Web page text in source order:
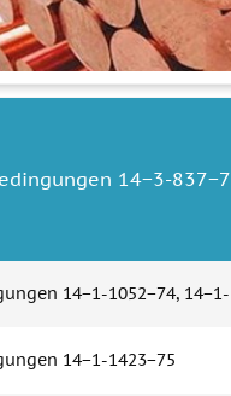
14−3-
14−1-1052−74,
14−1-1423−75